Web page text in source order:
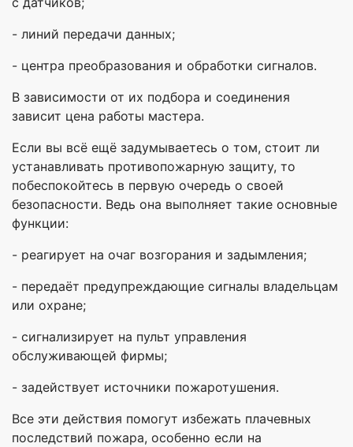
- линий передачи данных;
- центра преобразования и обработки сигналов.
В зависимости от их подбора и соединения
зависит цена работы мастера.
Если вы всё ещё задумываетесь о том, стоит ли
устанавливать противопожарную защиту, то
побеспокойтесь в первую очередь о своей
безопасности. Ведь она выполняет такие основные
функции:
- реагирует на очаг возгорания и задымления;
- передаёт предупреждающие сигналы владельцам
или охране;
- сигнализирует на пульт управления
обслуживающей фирмы;
- задействует источники пожаротушения.
Все эти действия помогут избежать плачевных
последствий пожара, особенно если на